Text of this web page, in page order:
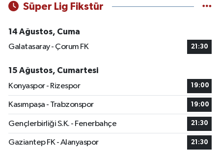
Süper Lig Fikstür
14 Ağustos, Cuma
Galatasaray - Çorum FK
21:30
15 Ağustos, Cumartesi
Konyaspor - Rizespor
19:00
Kasımpaşa - Trabzonspor 19:00
Gençlerbirliği S.K. - Fenerbahçe 21:30
Gaziantep FK - Alanyaspor 21:30